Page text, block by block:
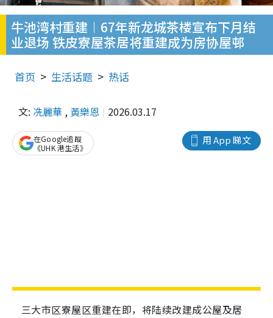
牛池湾村重建︱67年新龙城茶楼宣布下月结
业退场 铁皮寮屋茶居将重建成为房协屋邨
首页 生活话题 热话
文: 冼麗華 , 黃樂恩 2026.03.17
用 App 睇文
在Google追蹤
《UHK 港生活》
三大市区寮屋区重建在即，将陆续改建成公屋及居